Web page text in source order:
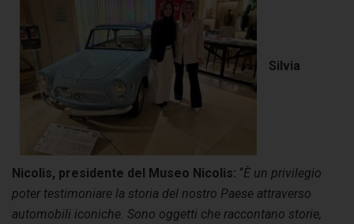
Silvia
Nicolis, presidente del Museo Nicolis: “È un privilegio
poter testimoniare la storia del nostro Paese attraverso
automobili iconiche. Sono oggetti che raccontano storie,